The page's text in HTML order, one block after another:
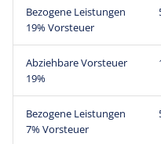
Bezogene Leistungen
19% Vorsteuer
Abziehbare Vorsteuer
19%
Bezogene Leistungen
7% Vorsteuer